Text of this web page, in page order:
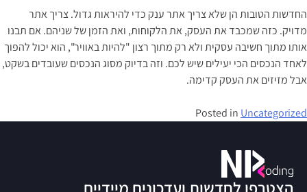
החדשות הטובות הן שלא צריך אתר ענק כדי להיראות גדול. צריך אתר
מדויק. כזה שמכבד את העסק, את הלקוחות, ואת הזמן של שניהם. אם תבנו
אותו מתוך חשיבה עסקית ולא רק מתוך רצון "להיות באוויר", הוא יכול להפוך
לאחד הנכסים הכי יעילים שיש לכם. וזה בדיוק מסוג הנכסים שעובדים בשקט,
אבל מזיזים את העסק קדימה.
Posted in Uncategorized